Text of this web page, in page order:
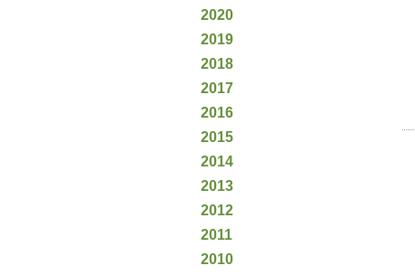
2020
2019
2018
2017
2016
2015
2014
2013
2012
2011
2010